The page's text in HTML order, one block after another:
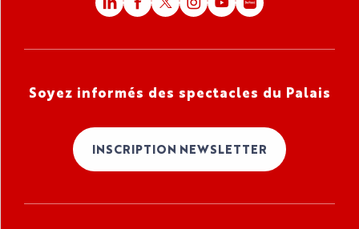
Soyez informés des spectacles du Palais
INSCRIPTION NEWSLETTER